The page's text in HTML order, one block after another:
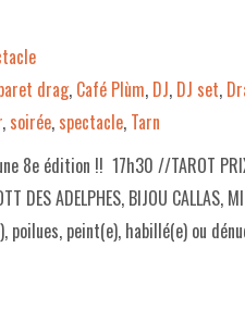
drag, Café Plùm, DJ, DJ set,
, soirée, spectacle, Tarn
8e édition !! 17h30 //TAROT
DES ADELPHES, BIJOU CALLAS,
poilues, peint(e), habillé(e) ou